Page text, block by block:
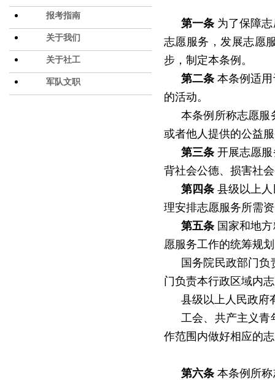
报考指南
关于我们
关于社工
军队文职
第一条 为了保障
志愿服务，发展志愿
步，制定本条例。
第二条 本条例适
的活动。
本条例所称志愿服
或者他人提供的公益
第三条 开展志愿
背社会公德、损害社
第四条 县级以上
理安排志愿服务所需
第五条 国家和地
愿服务工作的统筹规
国务院民政部门
门负责本行政区域内
县级以上人民政府
工会、共产主义青
作范围内做好相应的
第六条 本条例所